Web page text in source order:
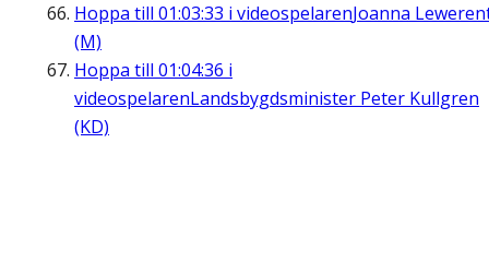
Hoppa till 01:03:33 i videospelarenJoanna
(M)
Hoppa till 01:04:36 i
videospelarenLandsbygdsminister Peter Kullgren
(KD)